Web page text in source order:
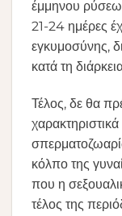
έμμηνου
21-24 ημέρες
εγκυμοσύνης,
κατά τη
Τέλος, δε θα
κόλπο της
που η
τέλος της